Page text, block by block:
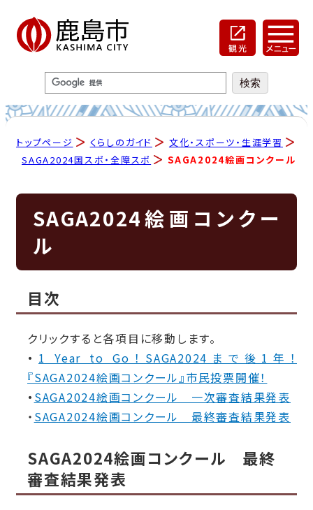
トップページ くらしのガイド
文化・スポーツ・生涯学習
SAGA2024国スポ・全障スポ
SAGA2024絵画コンクール
SAGA2024絵画コンクー
ル
目次
クリックすると各項目に移動します。
・ 1 Year to Go！SAGA2024まで後1年！
『SAGA2024絵画コンクール』市民投票開催！
・ SAGA2024絵画コンクール 一次審査結果発表
・ SAGA2024絵画コンクール 最終審査結果発表
SAGA2024絵画コンクール 最終
審査結果発表